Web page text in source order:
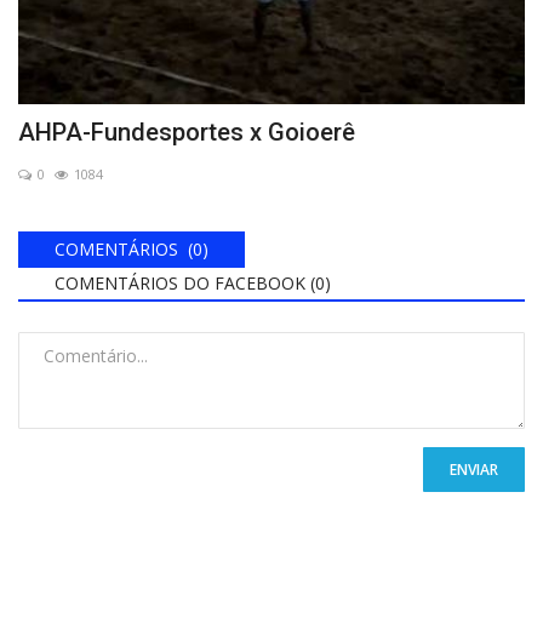
AHPA-Fundesportes x Goioerê
0 1084
COMENTÁRIOS (0)
COMENTÁRIOS DO FACEBOOK (0)
ENVIAR